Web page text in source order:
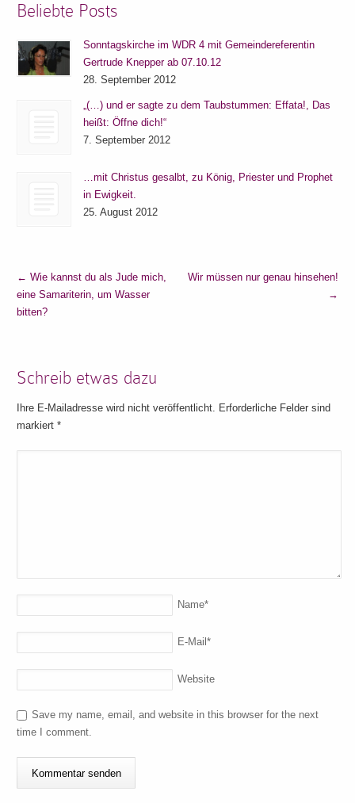
Beliebte Posts
Sonntagskirche im WDR 4 mit Gemeindereferentin
Gertrude Knepper ab 07.10.12
28. September 2012
„(…) und er sagte zu dem Taubstummen: Effata!, Das
heißt: Öffne dich!“
7. September 2012
…mit Christus gesalbt, zu König, Priester und Prophet
in Ewigkeit.
25. August 2012
← Wie kannst du als Jude mich,
eine Samariterin, um Wasser
bitten?
Wir müssen nur genau hinsehen!
→
Schreib etwas dazu
Ihre E-Mailadresse wird nicht veröffentlicht. Erforderliche Felder sind
markiert*
Name*
E-Mail*
Website
Save my name, email, and website in this browser for the next
time I comment.